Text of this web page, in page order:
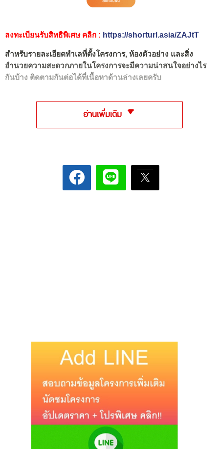
ลงทะเบียนรับสิทธิพิเศษ คลิก : https://shorturl.asia/ZAJtT
สำหรับรายละเอียดทำเลที่ตั้งโครงการ, ห้องตัวอย่าง และสิ่ง
อำนวยความสะดวกภายในโครงการจะมีความน่าสนใจอย่างไร
กันบ้าง ติดตามกันต่อได้ที่เนื้อหาด้านล่างเลยครับ
อ่านเพิ่มเติม